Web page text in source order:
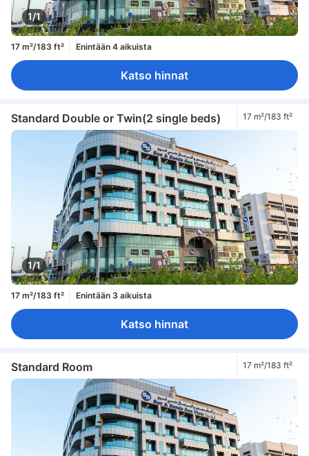
1/1
17 m²/183 ft² Enintään 4 aikuista
Katso hinnat
Standard Double or Twin(2 single beds) 17 m²/183 ft²
1/1
17 m²/183 ft² Enintään 3 aikuista
Katso hinnat
Standard Room 17 m²/183 ft²